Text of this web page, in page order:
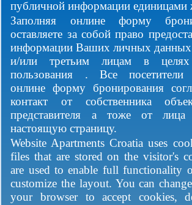
публичной информации единицами
Заполняя онлине форму
оставляете за собой право
информации Ваших личных
и/или третьим лицам в целях
пользования . Все посетители
онлине форму бронирования
контакт от собственника
представителя а тоже от
настоящую страницу.
Website Apartments Croatia uses
files that are stored on the visitor's
are used to enable full functionality
customize the layout. You can
your browser to accept cookies,